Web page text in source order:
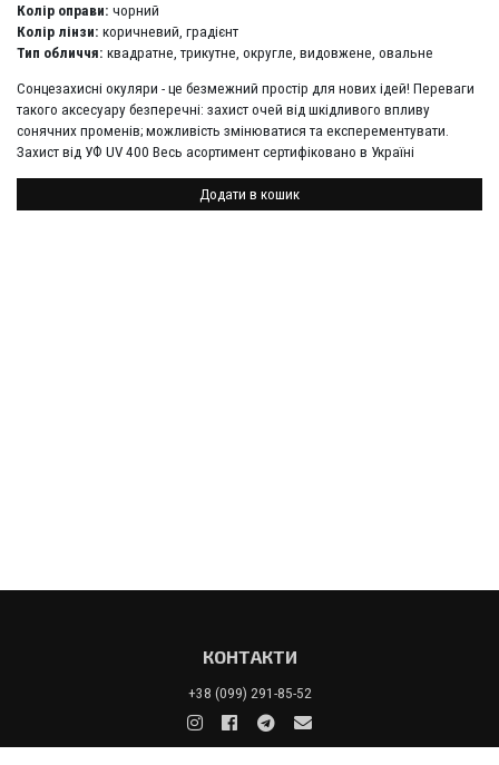
Колір оправи: чорний
Колір лінзи: коричневий, градієнт
Тип обличчя: квадратне, трикутне, округле, видовжене, овальне
Сонцезахисні окуляри - це безмежний простір для нових ідей! Переваги
такого аксесуару безперечні: захист очей від шкідливого впливу
сонячних променів; можливість змінюватися та експерементувати.
Захист від УФ UV 400 Весь асортимент сертифіковано в Україні
Додати в кошик
КОНТАКТИ
+38 (099) 291-85-52